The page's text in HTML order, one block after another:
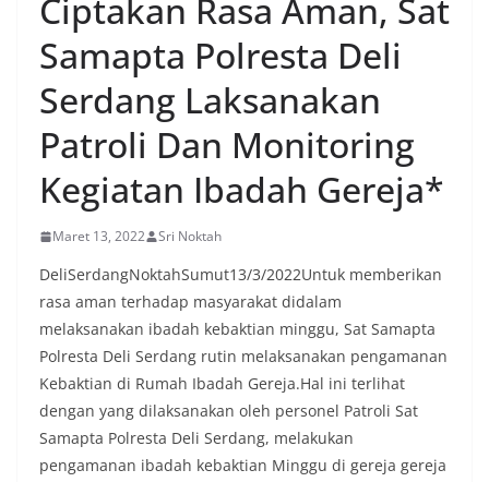
Ciptakan Rasa Aman, Sat
Samapta Polresta Deli
Serdang Laksanakan
Patroli Dan Monitoring
Kegiatan Ibadah Gereja*
Maret 13, 2022 Sri Noktah
DeliSerdangNoktahSumut13/3/2022Untuk memberikan
rasa aman terhadap masyarakat didalam
melaksanakan ibadah kebaktian minggu, Sat Samapta
Polresta Deli Serdang rutin melaksanakan pengamanan
Kebaktian di Rumah Ibadah Gereja.Hal ini terlihat
dengan yang dilaksanakan oleh personel Patroli Sat
Samapta Polresta Deli Serdang, melakukan
pengamanan ibadah kebaktian Minggu di gereja gereja